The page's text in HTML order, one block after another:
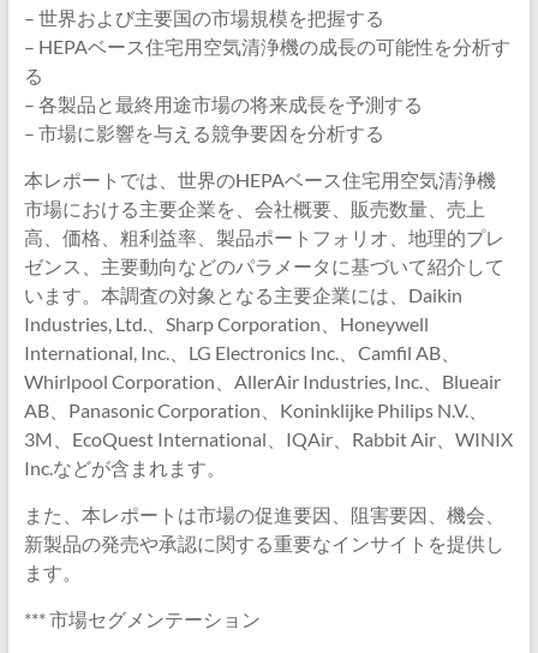
– 世界および主要国の市場規模を把握する
– HEPAベース住宅用空気清浄機の成長の可能性を分析す
る
– 各製品と最終用途市場の将来成長を予測する
– 市場に影響を与える競争要因を分析する
本レポートでは、世界のHEPAベース住宅用空気清浄機
市場における主要企業を、会社概要、販売数量、売上
高、価格、粗利益率、製品ポートフォリオ、地理的プレ
ゼンス、主要動向などのパラメータに基づいて紹介して
います。本調査の対象となる主要企業には、Daikin
Industries, Ltd.、Sharp Corporation、Honeywell
International, Inc.、LG Electronics Inc.、Camfil AB、
Whirlpool Corporation、AllerAir Industries, Inc.、Blueair
AB、Panasonic Corporation、Koninklijke Philips N.V.、
3M、EcoQuest International、IQAir、Rabbit Air、WINIX
Inc.などが含まれます。
また、本レポートは市場の促進要因、阻害要因、機会、
新製品の発売や承認に関する重要なインサイトを提供し
ます。
*** 市場セグメンテーション